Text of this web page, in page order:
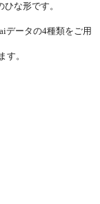
な形です。
データの4種類をご用
す。